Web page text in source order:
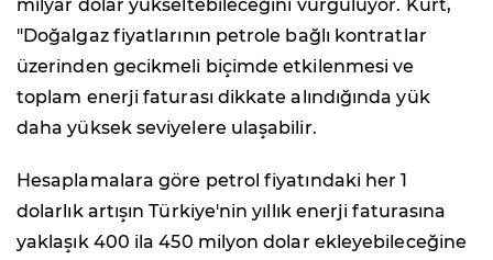
milyar dolar yükseltebileceğini vurguluyor. Kurt,
"Doğalgaz fiyatlarının petrole bağlı kontratlar
üzerinden gecikmeli biçimde etkilenmesi ve
toplam enerji faturası dikkate alındığında yük
daha yüksek seviyelere ulaşabilir.
Hesaplamalara göre petrol fiyatındaki her 1
dolarlık artışın Türkiye'nin yıllık enerji faturasına
yaklaşık 400 ila 450 milyon dolar ekleyebileceğine